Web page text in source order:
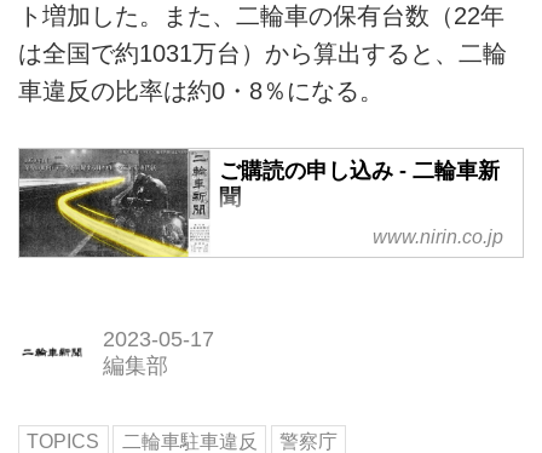
ト増加した。また、二輪車の保有台数（22年
は全国で約1031万台）から算出すると、二輪
車違反の比率は約0・8％になる。
ご購読の申し込み - 二輪車新
聞
www.nirin.co.jp
2023-05-17
編集部
TOPICS 二輪車駐車違反 警察庁